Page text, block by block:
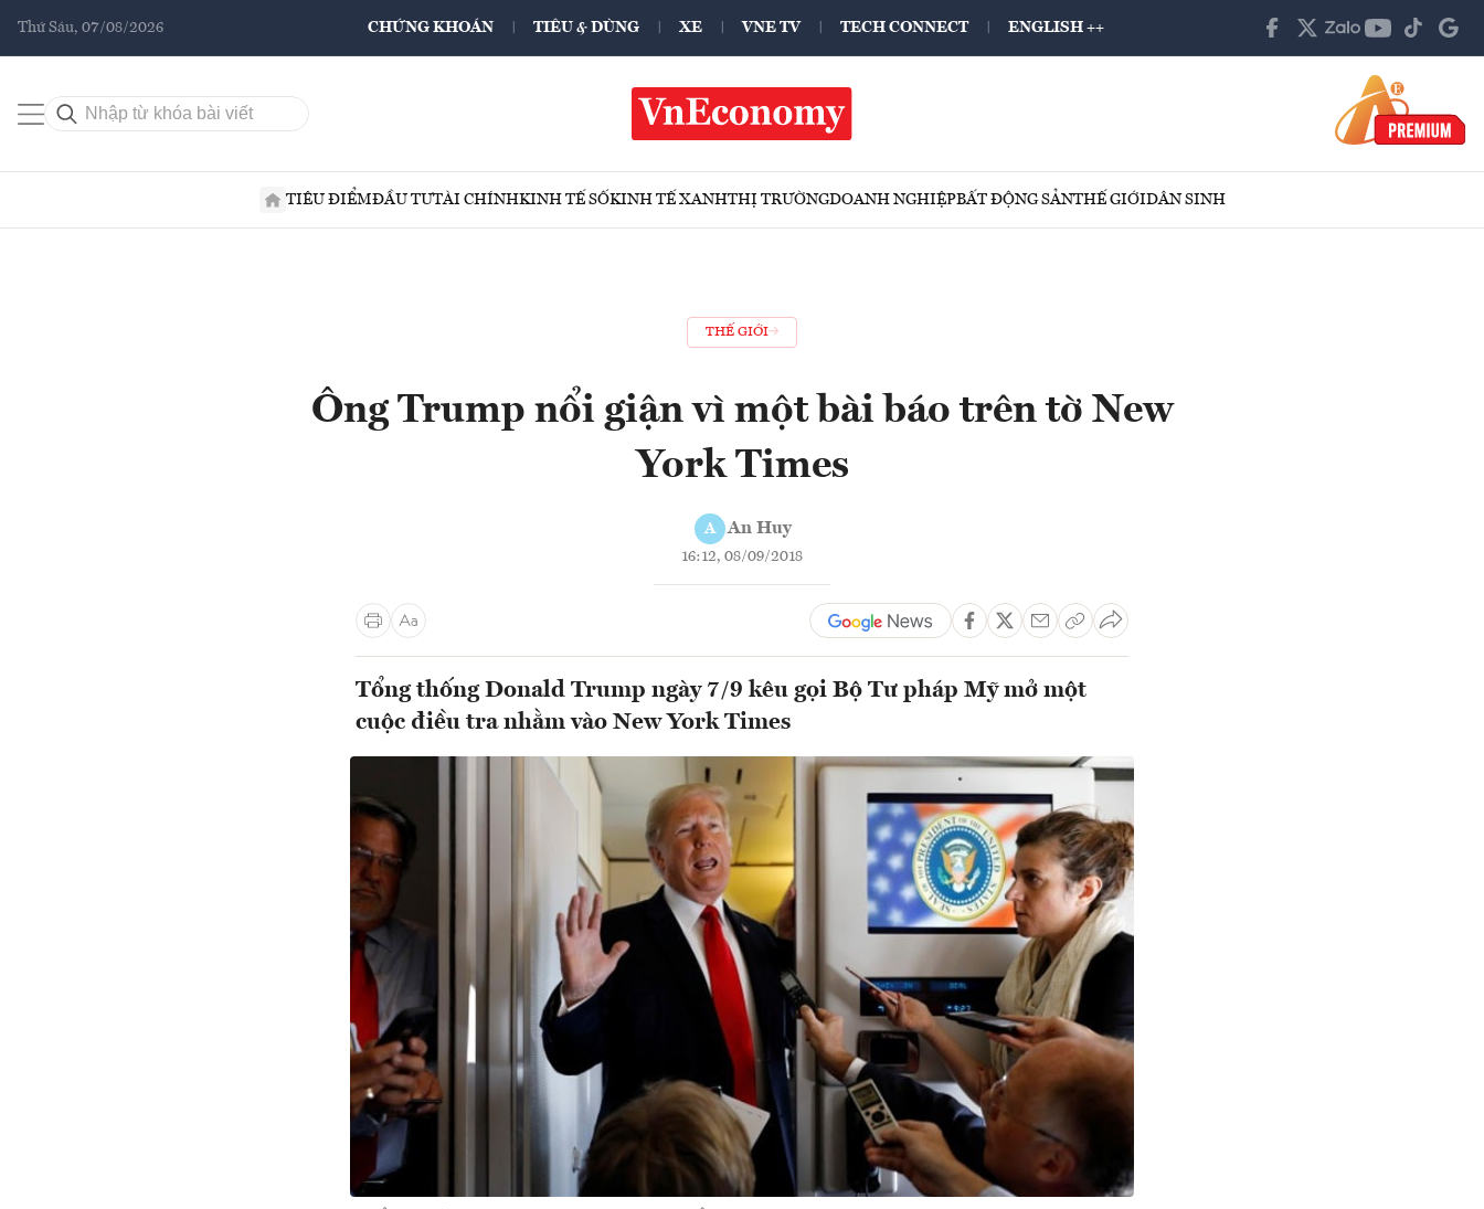
Thứ Sáu, 07/08/2026 CHỨNG KHOÁN TIÊU & DÙNG XE VNE TV TECH CONNECT ENGLISH ++
TIÊU ĐIỂMĐẦU TƯTÀI CHÍNHKINH TẾ SỐKINH TẾ XANHTHỊ TRƯỜNGDOANH NGHIỆPBẤT ĐỘNG SẢNTHẾ GIỚIDÂN SINH
THẾ GIỚI
Ông Trump nổi giận vì một bài báo trên tờ New
York Times
A An Huy
16:12, 08/09/2018
Tổng thống Donald Trump ngày 7/9 kêu gọi Bộ Tư pháp Mỹ mở một
cuộc điều tra nhằm vào New York Times